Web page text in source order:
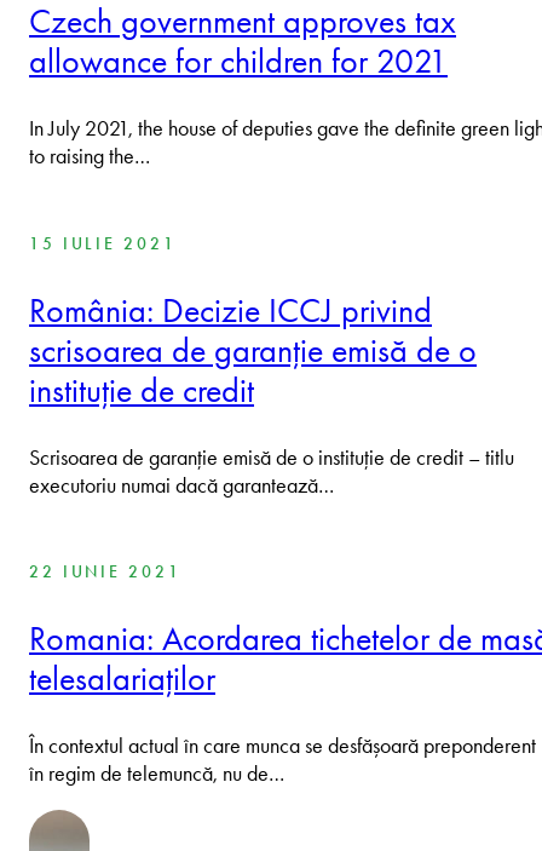
Czech government approves tax
allowance for children for 2021
In July 2021, the house of deputies gave the definite green
to raising the…
15 IULIE 2021
România: Decizie ICCJ privind
scrisoarea de garanție emisă de o
instituție de credit
Scrisoarea de garanție emisă de o instituție de credit – titlu
executoriu numai dacă garantează…
22 IUNIE 2021
Romania: Acordarea tichetelor de
telesalariaților
În contextul actual în care munca se desfășoară preponderent
în regim de telemuncă, nu de…